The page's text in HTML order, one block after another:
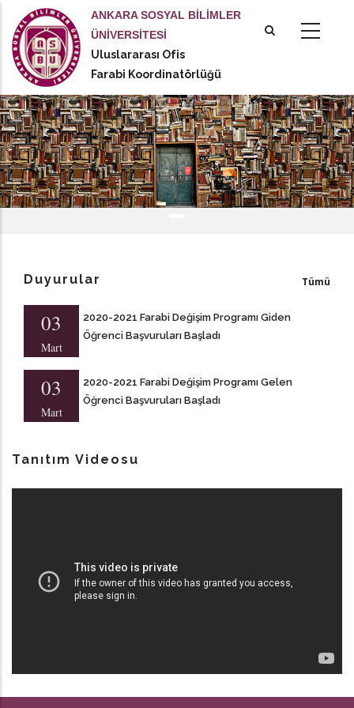
içeriğe
atla
ANKARA SOSYAL BİLİMLER
ÜNİVERSİTESİ
Uluslararası Ofis
Farabi Koordinatörlüğü
Duyurular Tümü
03
Mart
2020-2021 Farabi Değişim Programı Giden
Öğrenci Başvuruları Başladı
03
Mart
2020-2021 Farabi Değişim Programı Gelen
Öğrenci Başvuruları Başladı
Tanıtım Videosu